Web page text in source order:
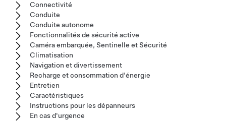
Connectivité
Conduite
Conduite autonome
Fonctionnalités de sécurité active
Caméra embarquée, Sentinelle et Sécurité
Climatisation
Navigation et divertissement
Recharge et consommation d'énergie
Entretien
Caractéristiques
Instructions pour les dépanneurs
En cas d'urgence